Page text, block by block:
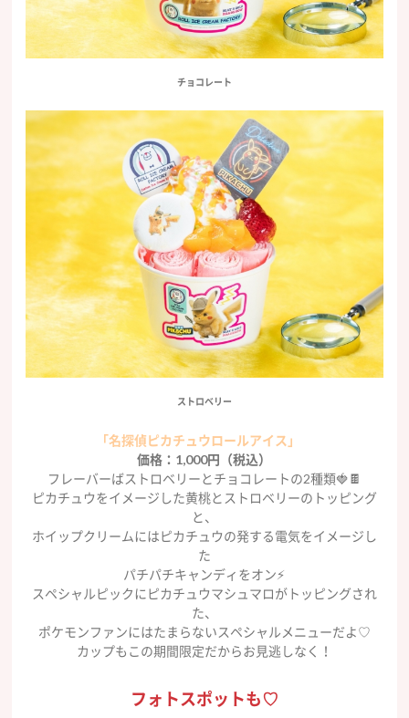
チョコレート
ストロベリー
「名探偵ピカチュウロールアイス」
価格：1,000円（税込）
フレーバーばストロベリーとチョコレートの2種類🍓🍫
ピカチュウをイメージした黄桃とストロベリーのトッピング
と、
ホイップクリームにはピカチュウの発する電気をイメージし
た
パチパチキャンディをオン⚡️
スペシャルピックにピカチュウマシュマロがトッピングされ
た、
ポケモンファンにはたまらないスペシャルメニューだよ♡
カップもこの期間限定だからお見逃しなく！
フォトスポットも♡